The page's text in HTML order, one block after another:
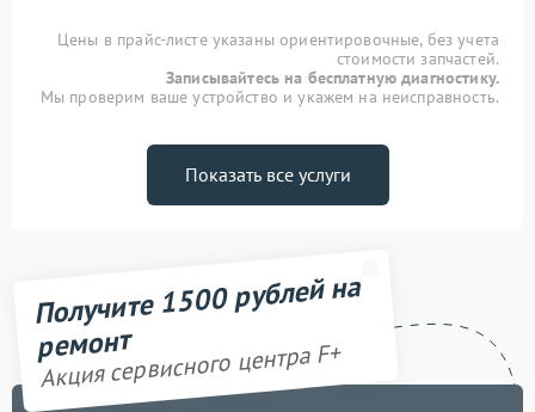
Цены в прайс-листе указаны ориентировочные, без учета
стоимости запчастей.
Записывайтесь на бесплатную диагностику.
Мы проверим ваше устройство и укажем на неисправность.
Показать все услуги
Получите 1500 рублей на
ремонт
Акция сервисного центра F+